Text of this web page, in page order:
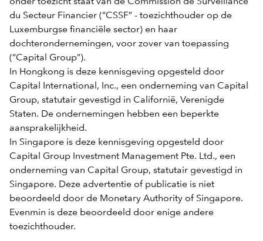
du Secteur Financier (“CSSF” - toezichthouder op de
Luxemburgse financiële sector) en haar
dochterondernemingen, voor zover van toepassing
(“Capital Group”).
In Hongkong is deze kennisgeving opgesteld door
Capital International, Inc., een onderneming van Capital
Group, statutair gevestigd in Californië, Verenigde
Staten. De ondernemingen hebben een beperkte
aansprakelijkheid.
In Singapore is deze kennisgeving opgesteld door
Capital Group Investment Management Pte. Ltd., een
onderneming van Capital Group, statutair gevestigd in
Singapore. Deze advertentie of publicatie is niet
beoordeeld door de Monetary Authority of Singapore.
Evenmin is deze beoordeeld door enige andere
toezichthouder.